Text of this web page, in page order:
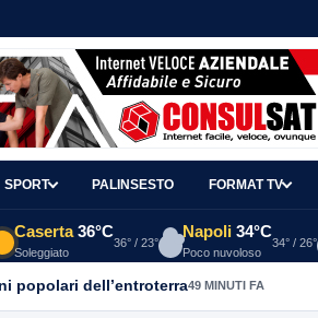
SPORT PALINSESTO FORMAT TV
Caserta 36°C
Soleggiato
36° / 23°
Napoli 34°C
Poco nuvoloso
34° / 26°
popolari dell’entroterra49 MINUTI FA